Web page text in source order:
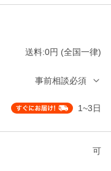
送料:0円 (全国一律)
事前相談必須
1~3日
可